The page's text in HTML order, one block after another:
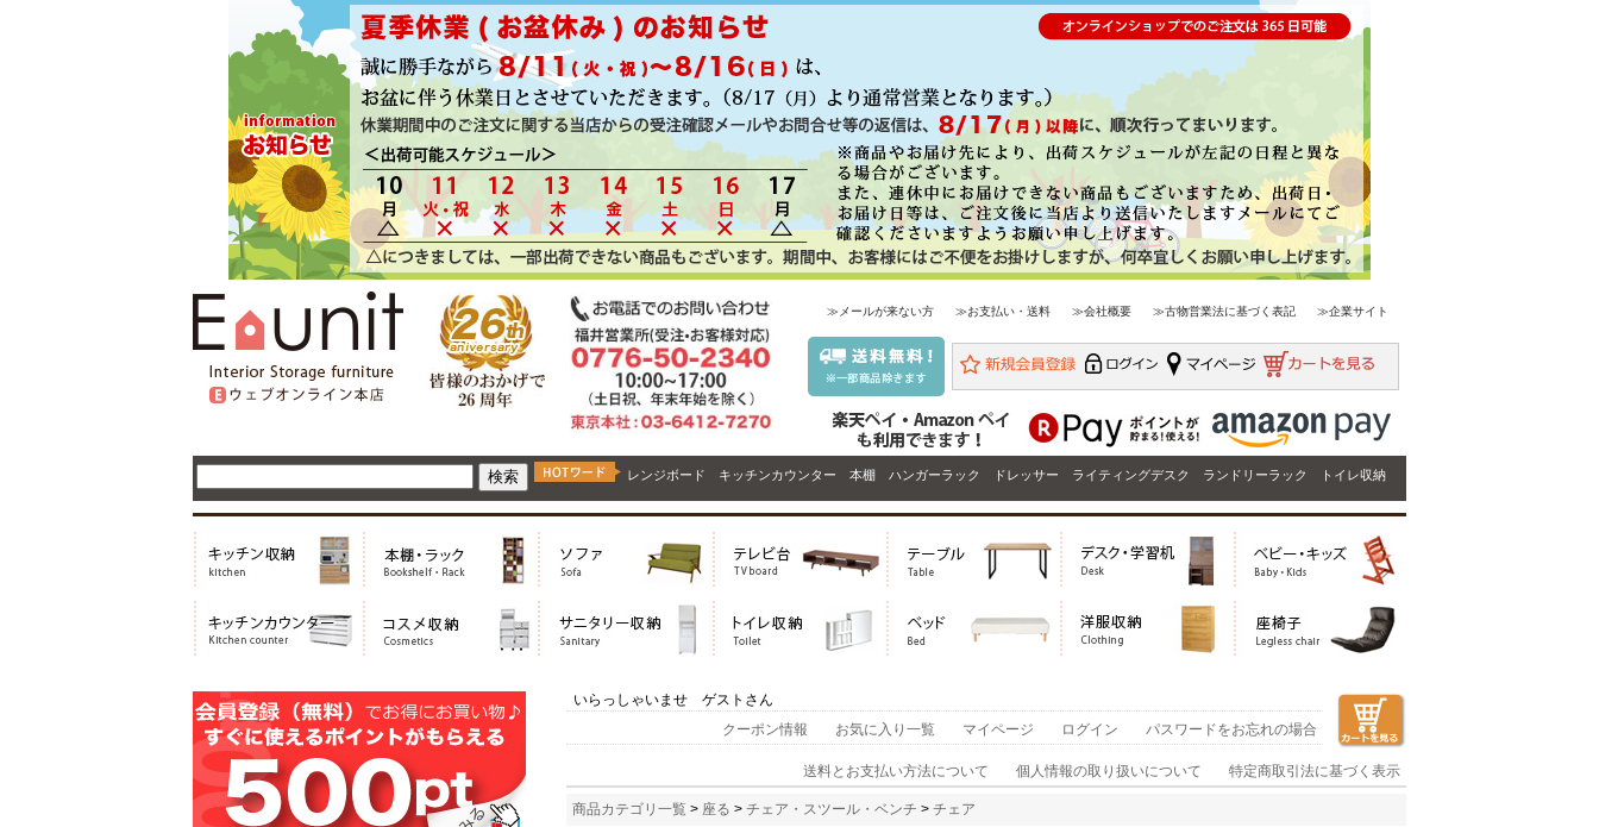
≫メールが来ない方 ≫お支払い・送料 ≫会社概要 ≫古物営業法に基づく表記 ≫企業サイト
レンジボード キッチンカウンター 本棚 ハンガーラック ドレッサー ライティングデスク ランドリーラック トイレ収納
いらっしゃいませ ゲストさん
クーポン情報
お気に入り一覧 マイページ ログイン パスワードをお忘れの場合
送料とお支払い方法について 個人情報の取り扱いについて 特定商取引法に基づく表示
商品カテゴリ一覧 > 座る > チェア・スツール・ベンチ > チェア